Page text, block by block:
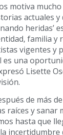
motiva
actuales y
heridas’
familia y
vigentes y
una
Lisette
de más
raíces y sanar
hasta que